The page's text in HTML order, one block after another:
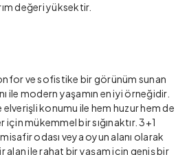
değeri yüksektir.
ve sofistike bir görünüm sunan
ile modern yaşamın en iyi örneğidir.
konumu ile hem huzur hem de
mükemmel bir sığınaktır. 3+1
misafir odası veya oyun alanı olarak
alan ile rahat bir yaşam için geniş bir